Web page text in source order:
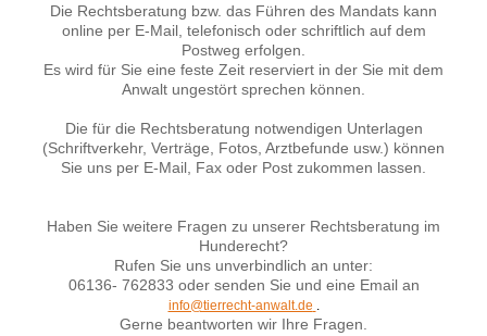
Die Rechtsberatung bzw. das Führen des Mandats kann
online per E-Mail, telefonisch oder schriftlich auf dem
Postweg erfolgen.
Es wird für Sie eine feste Zeit reserviert in der Sie mit dem
Anwalt ungestört sprechen können.
Die für die Rechtsberatung notwendigen Unterlagen
(Schriftverkehr, Verträge, Fotos, Arztbefunde usw.) können
Sie uns per E-Mail, Fax oder Post zukommen lassen.
Haben Sie weitere Fragen zu unserer Rechtsberatung im
Hunderecht?
Rufen Sie uns unverbindlich an unter:
06136- 762833 oder senden Sie und eine Email an
info@tierrecht-anwalt.de .
Gerne beantworten wir Ihre Fragen.